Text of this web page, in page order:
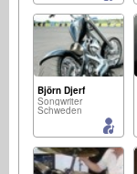
Björn Djerf
Songwriter
Schweden